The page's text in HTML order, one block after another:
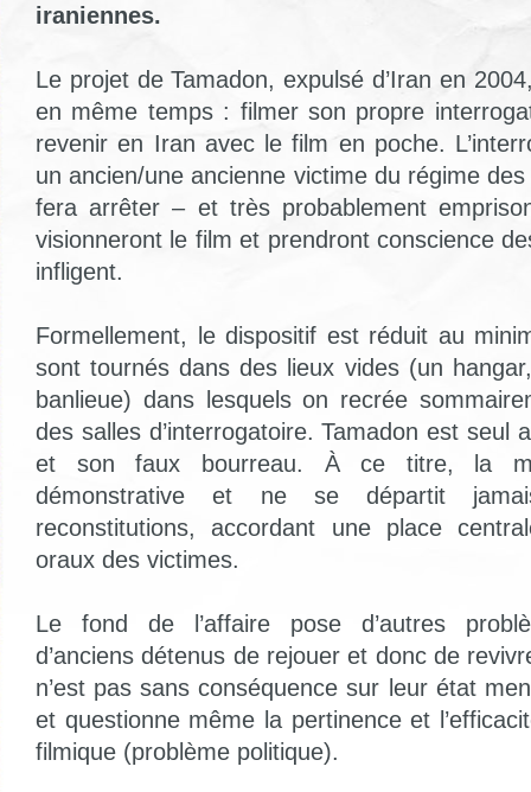
iraniennes.
Le projet de Tamadon, expulsé d’Iran en
en même temps : filmer son propre
revenir en Iran avec le film en poche.
un ancien/une ancienne victime du régime des
fera arrêter – et très probablement
visionneront le film et prendront conscience
infligent.
Formellement, le dispositif est réduit au
sont tournés dans des lieux vides (un
banlieue) dans lesquels on recrée
des salles d’interrogatoire. Tamadon est seul
et son faux bourreau. À ce titre, la
démonstrative et ne se départit
reconstitutions, accordant une place
oraux des victimes.
Le fond de l’affaire pose d’autres
d’anciens détenus de rejouer et donc de
n’est pas sans conséquence sur leur état
et questionne même la pertinence et
filmique (problème politique).